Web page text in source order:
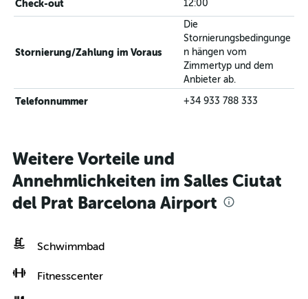
Check-out 12:00
Stornierung/Zahlung im Voraus
Die
Stornierungsbedingunge
n hängen vom
Zimmertyp und dem
Anbieter ab.
Telefonnummer +34 933 788 333
Weitere Vorteile und
Annehmlichkeiten im Salles Ciutat
del Prat Barcelona Airport
Schwimmbad
Fitnesscenter